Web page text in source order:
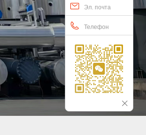
Эл. почта
Телефон